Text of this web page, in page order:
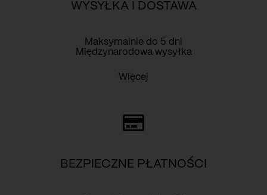
WYSYŁKA I DOSTAWA
Maksymalnie do 5 dni
Międzynarodowa wysyłka
Więcej
BEZPIECZNE PŁATNOŚCI